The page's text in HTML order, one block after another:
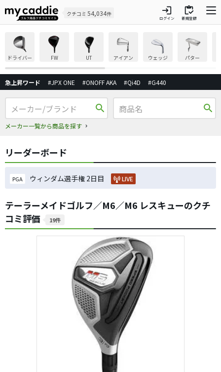
クチコミ 54,034件 login
ログイン
inventory
新規登録
ドライバー FW UT アイアン ウェッジ パター
急上昇ワード #JPX ONE #ONOFF AKA #Qi4D #G440
search
メーカー一覧から商品を探す
search
リーダーボード
PGA ウィンダム選手権 2日目 LIVE
テーラーメイドゴルフ／M6／M6 レスキューのクチ
コミ評価
19件